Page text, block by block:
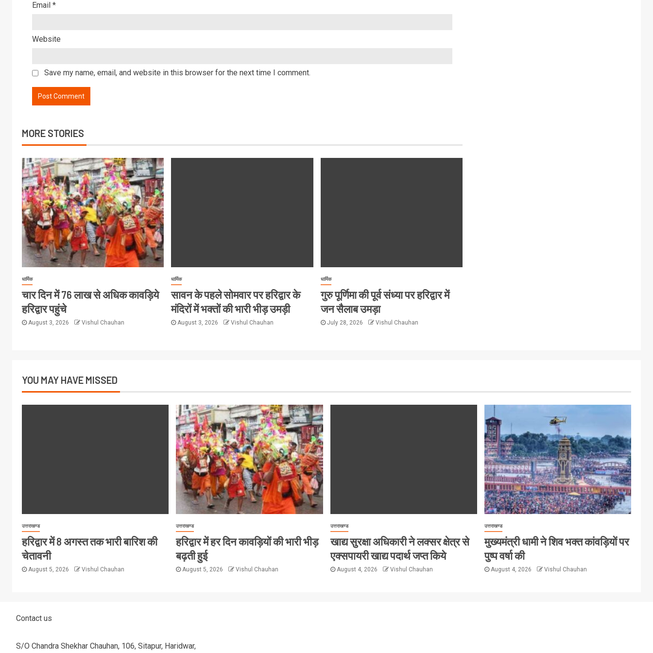
Email *
Website
Save my name, email, and website in this browser for the next time I comment.
MORE STORIES
धार्मिक
चार दिन में 76 लाख से अधिक कावड़िये
हरिद्वार पहुंचे
August 3, 2026 Vishul Chauhan
धार्मिक
सावन के पहले सोमवार पर हरिद्वार के
मंदिरों में भक्तों की भारी भीड़ उमड़ी
August 3, 2026 Vishul Chauhan
धार्मिक
गुरु पूर्णिमा की पूर्व संध्या पर हरिद्वार में
जन सैलाब उमड़ा
July 28, 2026 Vishul Chauhan
YOU MAY HAVE MISSED
उत्तराखण्ड
हरिद्वार में 8 अगस्त तक भारी बारिश की
चेतावनी
August 5, 2026 Vishul Chauhan
उत्तराखण्ड
हरिद्वार में हर दिन कावड़ियों की भारी भीड़
बढ़ती हुई
August 5, 2026 Vishul Chauhan
उत्तराखण्ड
खाद्य सुरक्षा अधिकारी ने लक्सर क्षेत्र से
एक्सपायरी खाद्य पदार्थ जप्त किये
August 4, 2026 Vishul Chauhan
उत्तराखण्ड
मुख्यमंत्री धामी ने शिव भक्त कांवड़ियों पर
पुष्प वर्षा की
August 4, 2026 Vishul Chauhan
Contact us
S/O Chandra Shekhar Chauhan, 106, Sitapur, Haridwar,